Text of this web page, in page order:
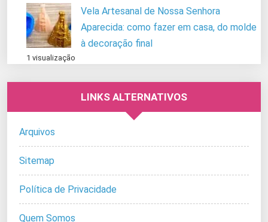
Vela Artesanal de Nossa Senhora
Aparecida: como fazer em casa, do molde
à decoração final
1 visualização
LINKS ALTERNATIVOS
Arquivos
Sitemap
Política de Privacidade
Quem Somos